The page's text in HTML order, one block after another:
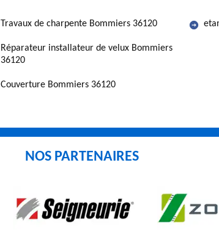
Travaux de charpente Bommiers 36120
Réparateur installateur de velux Bommiers
36120
Couverture Bommiers 36120
NOS PARTENAIRES